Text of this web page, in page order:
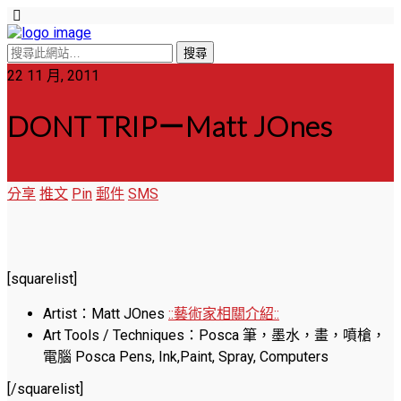
22 11 月, 2011
DONT TRIP－Matt JOnes
分享 推文 Pin 郵件 SMS
[squarelist]
Artist：Matt JOnes ::藝術家相關介紹::
Art Tools / Techniques：Posca 筆，墨水，畫，噴槍，
電腦 Posca Pens, Ink,Paint, Spray, Computers
[/squarelist]